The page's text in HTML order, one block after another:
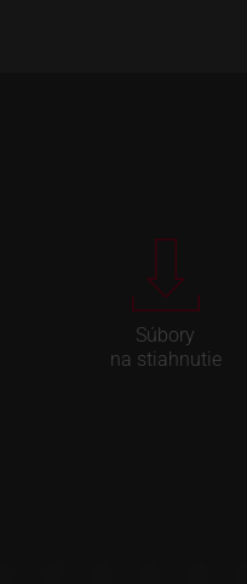
Súbory
na stiahnutie